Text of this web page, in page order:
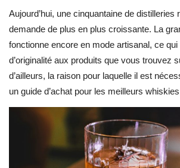
Aujourd’hui, une cinquantaine de distilleries
demande de plus en plus croissante. La
fonctionne encore en mode artisanal, ce qui
d’originalité aux produits que vous trouvez
d’ailleurs, la raison pour laquelle il est
un guide d’achat pour les meilleurs